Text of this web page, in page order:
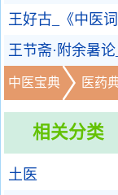
王好古_《中医词
王节斋·附余暑
中医宝典 医药
相关分类
土医